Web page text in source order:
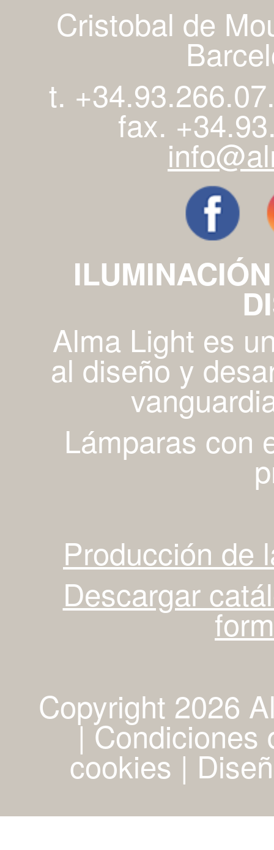
Cristobal de
t.
fax.
Alma Light es
al diseño y
Lámparas con
Producción de
Descargar
Copyright 2026
| Condiciones
cookies |